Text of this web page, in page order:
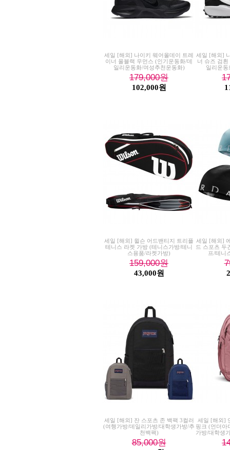
세일 [해외] 나이키 웨어올데이 트레
이너 올블랙 우먼스 (인기운동화/데
일리운동화/여성추천운동화)
179,000원
102,000원
세일 [해외]
너 슈즈 검
일리운동
세일 [해외] 윌슨 어드밴티지 트리플
테니스 라켓 가방 (테니스가방/테니
스용품/라켓가방)
159,000원
43,000원
세일 [해외]
드 스포츠 두
프/테니
세일 [해외] 잔 스포츠 존 백팩 3컬러
(여행가방/데일리가방/대학생가방/추
천백팩)
85,000원
세일 [해외]
핑크 (언더아
가방/대학생